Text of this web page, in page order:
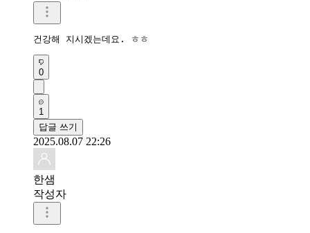
건강해 지시겠는데요. ㅎㅎ
0
1
답글 쓰기
2025.08.07 22:26
한샘
작성자